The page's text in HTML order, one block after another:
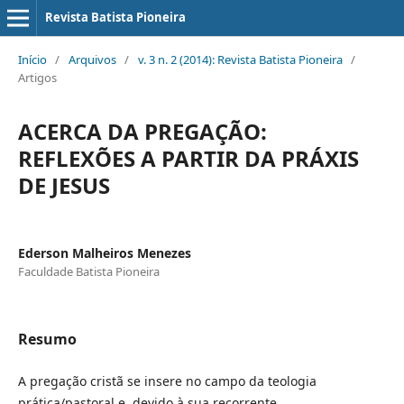
Revista Batista Pioneira
Início / Arquivos / v. 3 n. 2 (2014): Revista Batista Pioneira /
Artigos
ACERCA DA PREGAÇÃO:
REFLEXÕES A PARTIR DA PRÁXIS
DE JESUS
Ederson Malheiros Menezes
Faculdade Batista Pioneira
Resumo
A pregação cristã se insere no campo da teologia